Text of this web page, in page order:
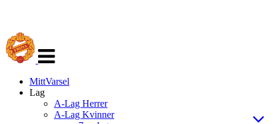
navigasjon
MittVarsel
Lag
A-Lag Herrer
A-Lag Kvinner